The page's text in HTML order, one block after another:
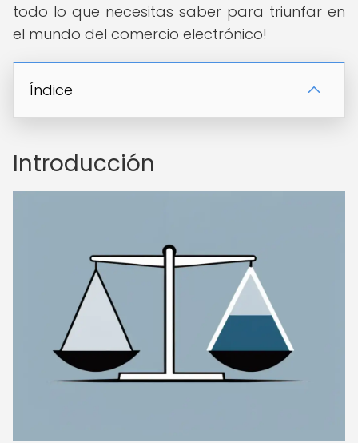
todo lo que necesitas saber para triunfar en
el mundo del comercio electrónico!
Índice
Introducción